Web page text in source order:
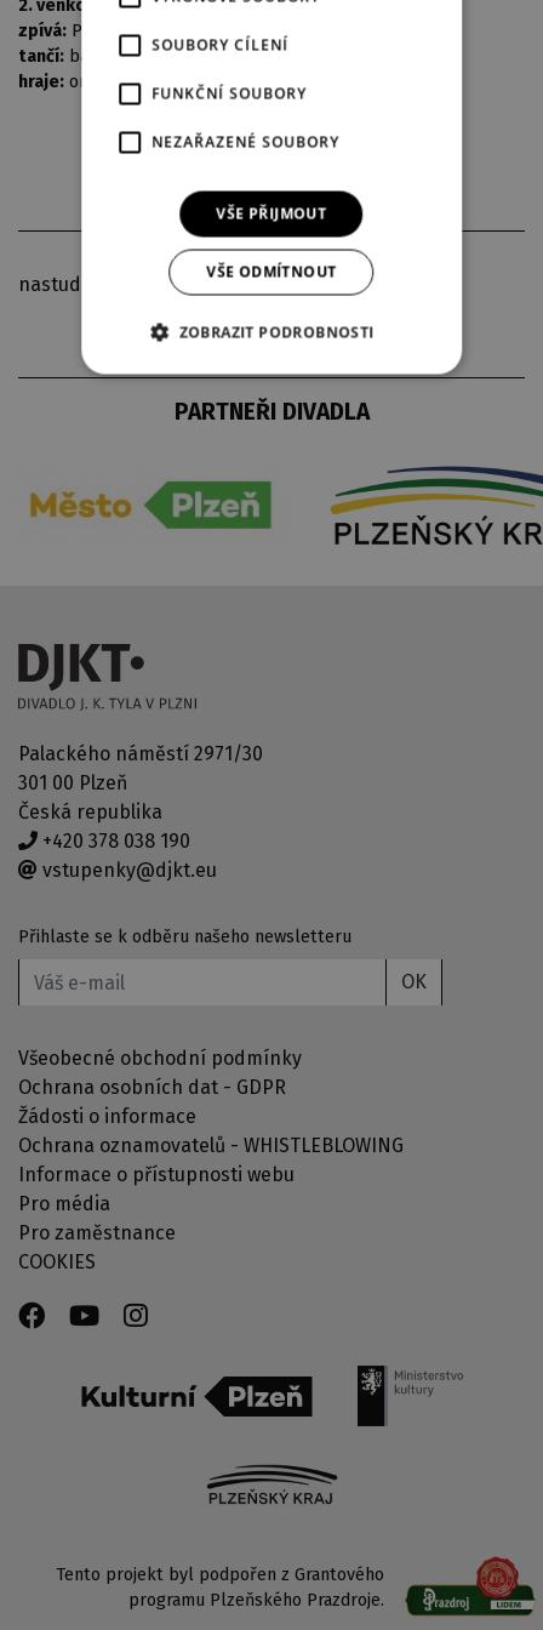
2. venkovan:
Braun Pavel / Lahoda Zdeněk
zpívá: Plzeňský, dětský sbor / Sbor, opery DJKT
tančí: balet, DJKT
hraje: orchestr, opery DJKT
nastudováno v ruském originále
PARTNEŘI DIVADLA
Palackého náměstí 2971/30
301 00 Plzeň
Česká republika
+420 378 038 190
vstupenky@djkt.eu
Přihlaste se k odběru našeho newsletteru
OK
Všeobecné obchodní podmínky
Ochrana osobních dat - GDPR
Žádosti o informace
Ochrana oznamovatelů - WHISTLEBLOWING
Informace o přístupnosti webu
Pro média
Pro zaměstnance
COOKIES
Tento projekt byl podpořen z Grantového
programu Plzeňského Prazdroje.
SOUBORY CÍLENÍ
FUNKČNÍ SOUBORY
NEZAŘAZENÉ SOUBORY
VŠE PŘIJMOUT
VŠE ODMÍTNOUT
ZOBRAZIT PODROBNOSTI